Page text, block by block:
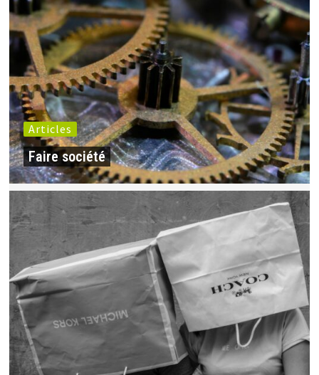
Articles
Faire société